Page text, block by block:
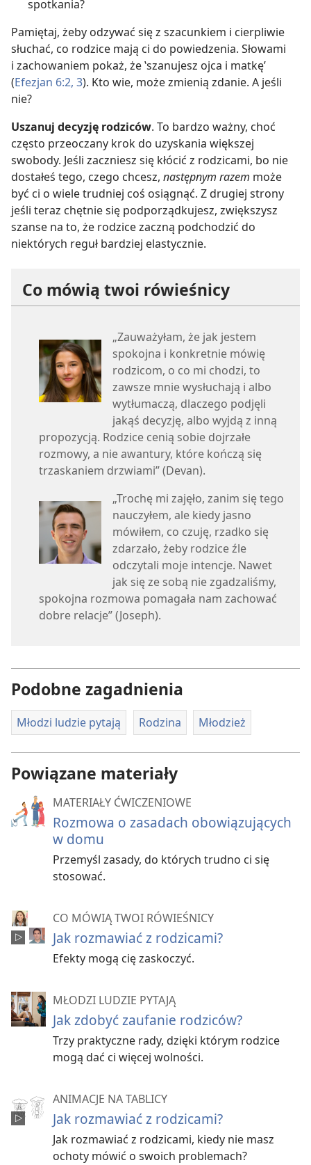
spotkania?
Pamiętaj, żeby odzywać się z szacunkiem i cierpliwie
słuchać, co rodzice mają ci do powiedzenia. Słowami
i zachowaniem pokaż, że ‛szanujesz ojca i matkę’
(Efezjan 6:2, 3). Kto wie, może zmienią zdanie. A jeśli
nie?
Uszanuj decyzję rodziców. To bardzo ważny, choć
często przeoczany krok do uzyskania większej
swobody. Jeśli zaczniesz się kłócić z rodzicami, bo nie
dostałeś tego, czego chcesz, następnym razem może
być ci o wiele trudniej coś osiągnąć. Z drugiej strony
jeśli teraz chętnie się podporządkujesz, zwiększysz
szanse na to, że rodzice zaczną podchodzić do
niektórych reguł bardziej elastycznie.
Co mówią twoi rówieśnicy
„Zauważyłam, że jak jestem
spokojna i konkretnie mówię
rodzicom, o co mi chodzi, to
zawsze mnie wysłuchają i albo
wytłumaczą, dlaczego podjęli
jakąś decyzję, albo wyjdą z inną
propozycją. Rodzice cenią sobie dojrzałe
rozmowy, a nie awantury, które kończą się
trzaskaniem drzwiami” (Devan).
„Trochę mi zajęło, zanim się tego
nauczyłem, ale kiedy jasno
mówiłem, co czuję, rzadko się
zdarzało, żeby rodzice źle
odczytali moje intencje. Nawet
jak się ze sobą nie zgadzaliśmy,
spokojna rozmowa pomagała nam zachować
dobre relacje” (Joseph).
Podobne zagadnienia
Młodzi ludzie pytają Rodzina Młodzież
Powiązane materiały
MATERIAŁY ĆWICZENIOWE
Rozmowa o zasadach obowiązujących
w domu
Przemyśl zasady, do których trudno ci się
stosować.
CO MÓWIĄ TWOI RÓWIEŚNICY
Jak rozmawiać z rodzicami?
Efekty mogą cię zaskoczyć.
MŁODZI LUDZIE PYTAJĄ
Jak zdobyć zaufanie rodziców?
Trzy praktyczne rady, dzięki którym rodzice
mogą dać ci więcej wolności.
ANIMACJE NA TABLICY
Jak rozmawiać z rodzicami?
Jak rozmawiać z rodzicami, kiedy nie masz
ochoty mówić o swoich problemach?